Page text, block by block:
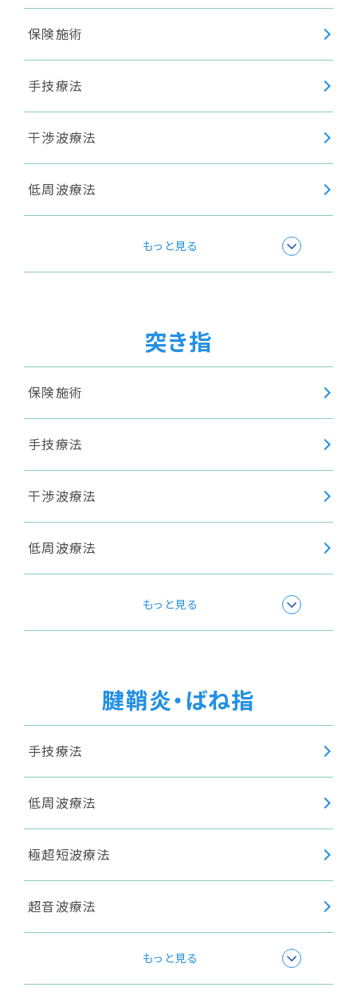
保険施術
手技療法
干渉波療法
低周波療法
もっと見る
突き指
保険施術
手技療法
干渉波療法
低周波療法
もっと見る
腱鞘炎・ばね指
手技療法
低周波療法
極超短波療法
超音波療法
もっと見る